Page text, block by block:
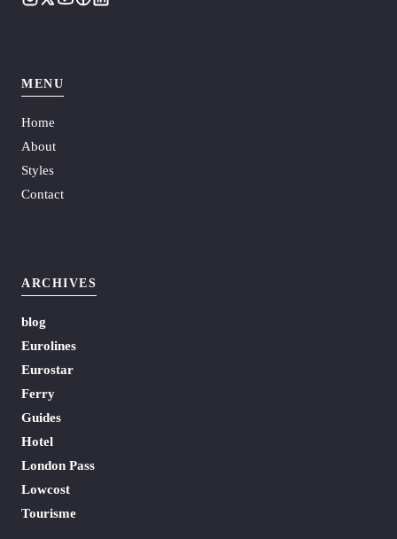
MENU
Home
About
Styles
Contact
ARCHIVES
blog
Eurolines
Eurostar
Ferry
Guides
Hotel
London Pass
Lowcost
Tourisme